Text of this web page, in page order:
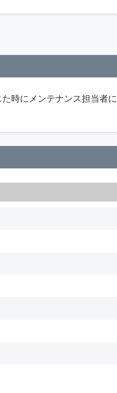
時にメンテナンス担当者に